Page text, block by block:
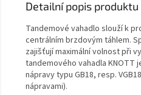
Detailní popis produktu
Tandemové vahadlo slouží k
centrálním brzdovým táhlem.
zajišťují maximální volnost při
tandemového vahadla KNOTT
nápravy typu GB18, resp.
nápravami).